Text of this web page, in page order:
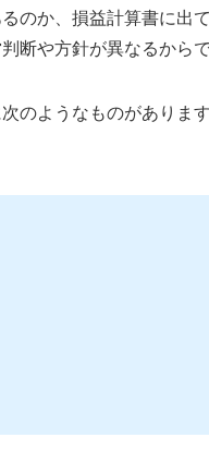
のか、損益計算書に出
断や方針が異なるからで
のようなものがありま